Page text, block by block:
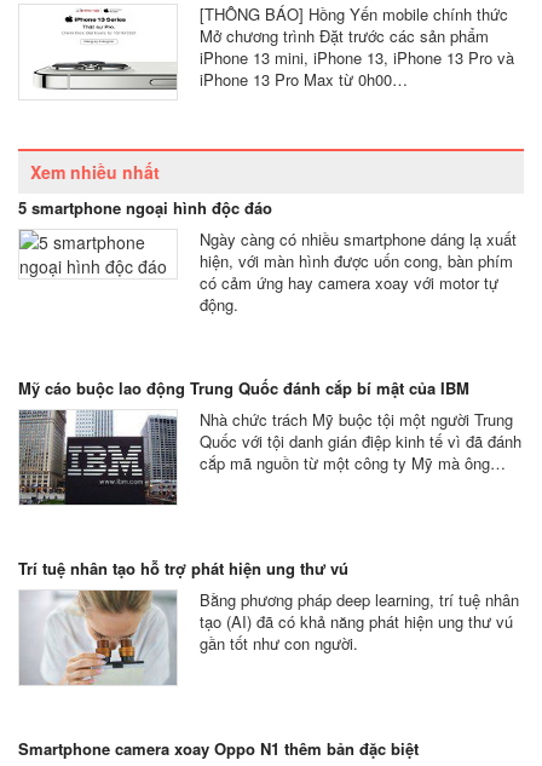
[THÔNG BÁO] Hồng Yến mobile chính thức
Mở chương trình Đặt trước các sản phẩm
iPhone 13 mini, iPhone 13, iPhone 13 Pro và
iPhone 13 Pro Max từ 0h00…
Xem nhiều nhất
5 smartphone ngoại hình độc đáo
Ngày càng có nhiều smartphone dáng lạ xuất
hiện, với màn hình được uốn cong, bàn phím
có cảm ứng hay camera xoay với motor tự
động.
Mỹ cáo buộc lao động Trung Quốc đánh cắp bí mật của IBM
Nhà chức trách Mỹ buộc tội một người Trung
Quốc với tội danh gián điệp kinh tế vì đã đánh
cắp mã nguồn từ một công ty Mỹ mà ông…
Trí tuệ nhân tạo hỗ trợ phát hiện ung thư vú
Bằng phương pháp deep learning, trí tuệ nhân
tạo (AI) đã có khả năng phát hiện ung thư vú
gần tốt như con người.
Smartphone camera xoay Oppo N1 thêm bản đặc biệt